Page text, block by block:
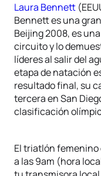
Laura Bennett
Bennett es una
Beijing 2008, es
circuito y lo
líderes al salir del
etapa de natación
resultado final, su
tercera en San
clasificación
El triatlón femenino
a las 9am (hora